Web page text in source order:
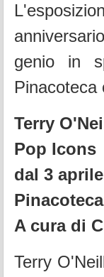
genio in
Pinacoteca
Terry
Pop Icons
dal 3
A cura di
Terry